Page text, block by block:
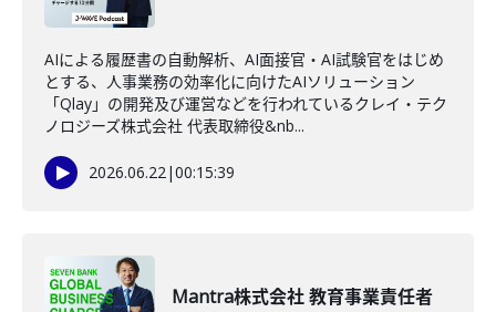
AIによる履歴書の自動解析、AI面接官・AI試験官をはじめ
とする、人事業務の効率化に向けたAIソリューション
「Qlay」の開発及び運営などを行われているクレイ・テク
ノロジーズ株式会社 代表取締役&nb...
2026.06.22|00:15:39
Mantra株式会社 教育事業責任者